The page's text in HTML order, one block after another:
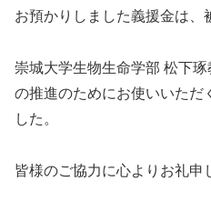
お預かりしました義援金は、
崇城大学生物生命学部 松下
の推進のためにお使いいただ
した。
皆様のご協力に心よりお礼申